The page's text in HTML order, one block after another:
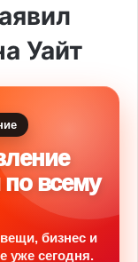
Уайт
всему
бизнес и
уже сегодня.